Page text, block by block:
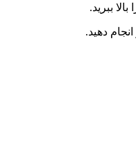
ببرید.
دهید.